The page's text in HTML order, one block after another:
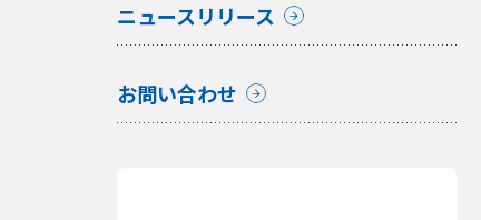
ニュースリリース
お問い合わせ